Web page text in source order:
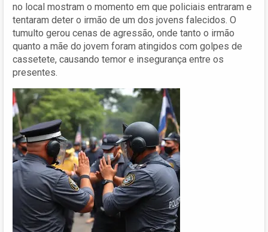
no local mostram o momento em que policiais entraram e
tentaram deter o irmão de um dos jovens falecidos. O
tumulto gerou cenas de agressão, onde tanto o irmão
quanto a mãe do jovem foram atingidos com golpes de
cassetete, causando temor e insegurança entre os
presentes.